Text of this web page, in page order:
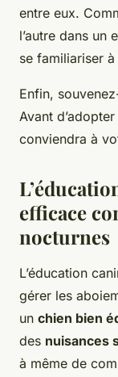
entre eux.
l’autre dans un
se familiariser
Enfin,
Avant
conviendra à
efficace
nocturnes
L’éducation
gérer les
un chien bien
des nuisances
à même de